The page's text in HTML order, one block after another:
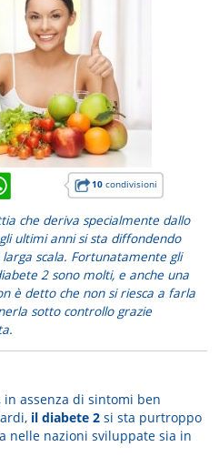
10condivisioni
che deriva specialmente dallo
ultimi anni si sta diffondendo
scala. Fortunatamente gli
2 sono molti, e anche una
è detto che non si riesca a farla
sotto controllo grazie
in assenza di sintomi ben
il diabete 2 si sta purtroppo
nelle nazioni sviluppate sia in